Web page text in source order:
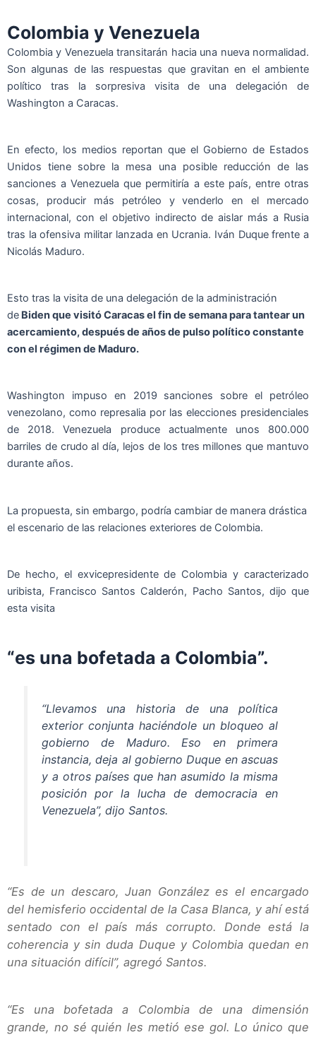
Colombia y Venezuela
Colombia y Venezuela transitarán hacia una nueva normalidad.
Son algunas de las respuestas que gravitan en el ambiente
político tras la sorpresiva visita de una delegación de
Washington a Caracas.
En efecto, los medios reportan que el Gobierno de Estados
Unidos tiene sobre la mesa una posible reducción de las
sanciones a Venezuela que permitiría a este país, entre otras
cosas, producir más petróleo y venderlo en el mercado
internacional, con el objetivo indirecto de aislar más a Rusia
tras la ofensiva militar lanzada en Ucrania. Iván Duque frente a
Nicolás Maduro.
Esto tras la visita de una delegación de la administración
de Biden que visitó Caracas el fin de semana para tantear un
acercamiento, después de años de pulso político constante
con el régimen de Maduro.
Washington impuso en 2019 sanciones sobre el petróleo
venezolano, como represalia por las elecciones presidenciales
de 2018. Venezuela produce actualmente unos 800.000
barriles de crudo al día, lejos de los tres millones que mantuvo
durante años.
La propuesta, sin embargo, podría cambiar de manera drástica
el escenario de las relaciones exteriores de Colombia.
De hecho, el exvicepresidente de Colombia y caracterizado
uribista, Francisco Santos Calderón, Pacho Santos, dijo que
esta visita
“es una bofetada a Colombia”.
“Llevamos una historia de una política
exterior conjunta haciéndole un bloqueo al
gobierno de Maduro. Eso en primera
instancia, deja al gobierno Duque en ascuas
y a otros países que han asumido la misma
posición por la lucha de democracia en
Venezuela”, dijo Santos.
“Es de un descaro, Juan González es el encargado
del hemisferio occidental de la Casa Blanca, y ahí está
sentado con el país más corrupto. Donde está la
coherencia y sin duda Duque y Colombia quedan en
una situación difícil”, agregó Santos.
“Es una bofetada a Colombia de una dimensión
grande, no sé quién les metió ese gol. Lo único que